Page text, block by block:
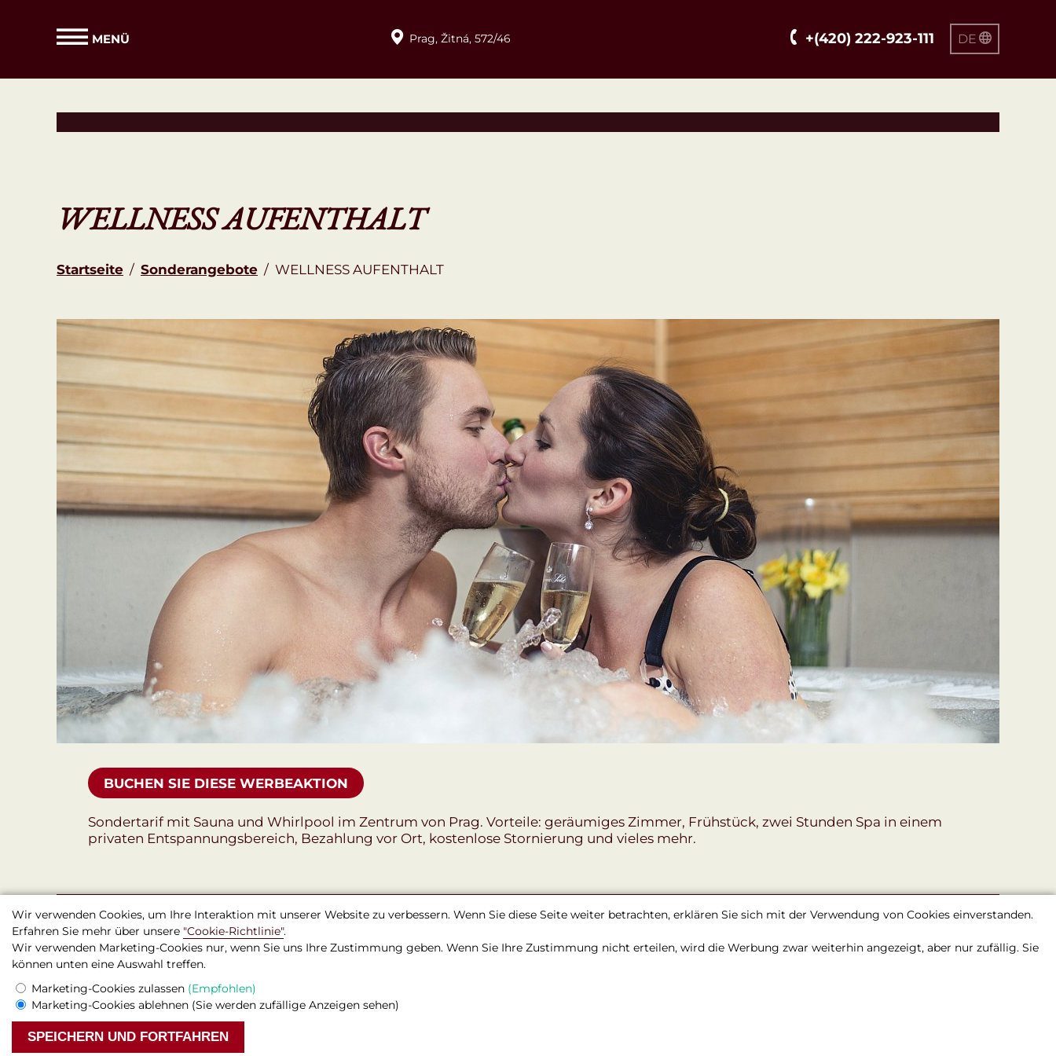
MENÜ Prag, Žitná, 572/46 +(420) 222-923-111 DE
WELLNESS AUFENTHALT
Startseite / Sonderangebote / WELLNESS AUFENTHALT
BUCHEN SIE DIESE WERBEAKTION
Sondertarif mit Sauna und Whirlpool im Zentrum von Prag. Vorteile: geräumiges Zimmer, Frühstück, zwei Stunden Spa in einem
privaten Entspannungsbereich, Bezahlung vor Ort, kostenlose Stornierung und vieles mehr.
Boutique-Hotel Seven Days , Prag
© 2026 Offizielle Website
Rechtliche Hinweise & Bedingungen
Wir verwenden Cookies, um Ihre Interaktion mit unserer Website zu verbessern. Wenn Sie diese Seite weiter betrachten, erklären Sie sich mit der Verwendung von Cookies einverstanden.
Erfahren Sie mehr über unsere "Cookie-Richtlinie".
Wir verwenden Marketing-Cookies nur, wenn Sie uns Ihre Zustimmung geben. Wenn Sie Ihre Zustimmung nicht erteilen, wird die Werbung zwar weiterhin angezeigt, aber nur zufällig. Sie
können unten eine Auswahl treffen.
Marketing-Cookies zulassen (Empfohlen)
Marketing-Cookies ablehnen (Sie werden zufällige Anzeigen sehen)
SPEICHERN UND FORTFAHREN